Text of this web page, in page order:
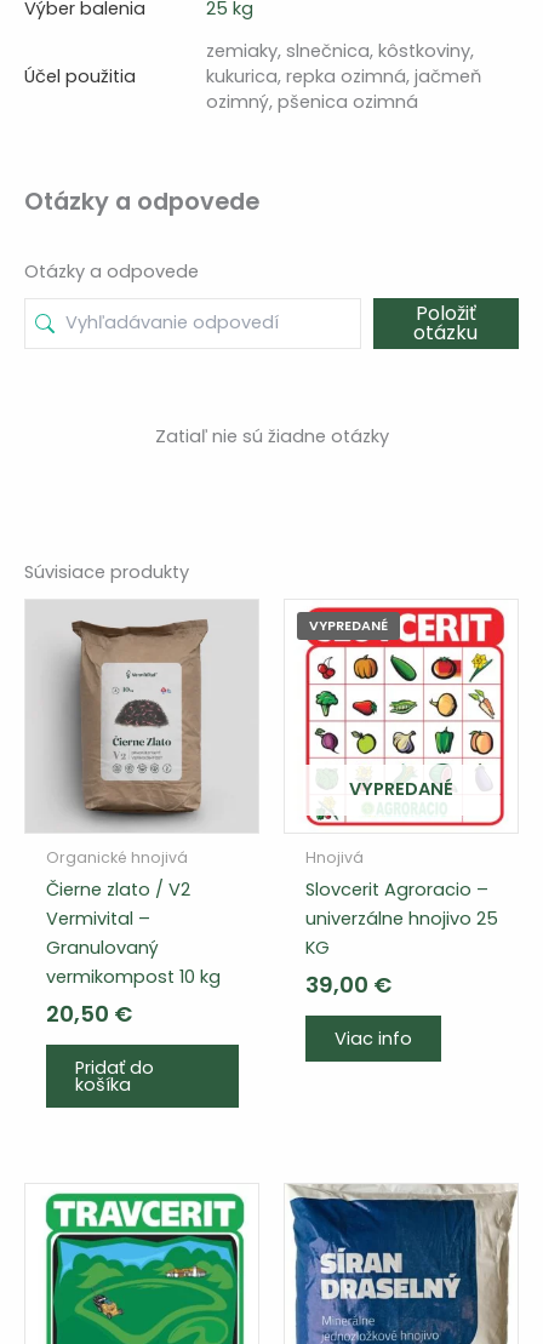
Výber balenia 25 kg
Účel použitia
zemiaky, slnečnica, kôstkoviny,
kukurica, repka ozimná, jačmeň
ozimný, pšenica ozimná
Otázky a odpovede
Otázky a odpovede
Položiť
otázku
Zatiaľ nie sú žiadne otázky
Súvisiace produkty
Organické hnojivá
Čierne zlato / V2
Vermivital –
Granulovaný
vermikompost 10 kg
20,50 €
Pridať do
košíka
VYPREDANÉ
VYPREDANÉ
Hnojivá
Slovcerit Agroracio –
univerzálne hnojivo 25
KG
39,00 €
Viac info